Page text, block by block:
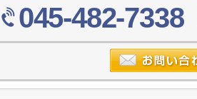
045-482-7338